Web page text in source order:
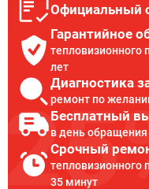
Официальный
Гарантийное
тепловизионного
лет
Диагностика
ремонт по
Бесплатный
в день обращения
Срочный
тепловизионного
35 минут